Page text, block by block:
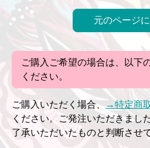
元のページ
ご購入ご希望の場合は、以下
ください。
ご購入いただく場合、 →特定商
ください。ご発注いただきまし
了承いただいたものと判断させ